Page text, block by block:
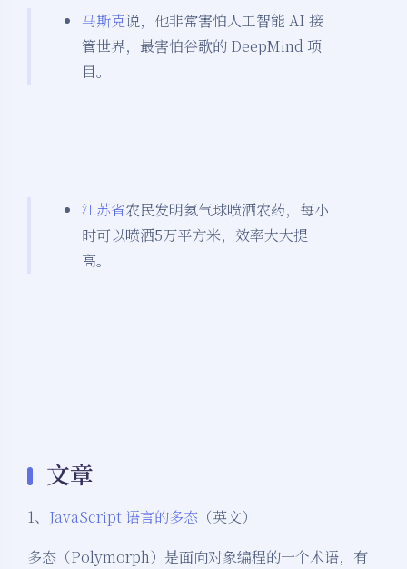
马斯克说，他非常害怕人工智能 AI 接
管世界，最害怕谷歌的 DeepMind 项
目。
江苏省农民发明氦气球喷洒农药，每小
时可以喷洒5万平方米，效率大大提
高。
文章
1、 JavaScript 语言的多态 （英文）
多态（Polymorph）是面向对象编程的一个术语，有